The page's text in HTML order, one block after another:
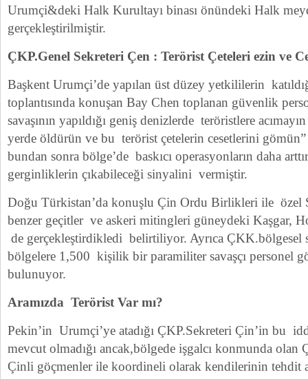
Urumçi&deki Halk Kurultayı binası önündeki Halk
gerçekleştirilmiştir.
ÇKP.Genel Sekreteri Çen : Terörist Çeteleri ezin ve
Başkent Urumçi’de yapılan üst düzey yetkililerin
toplantısında konuşan Bay Chen toplanan güvenlik
savaşının yapıldığı geniş denizlerde teröristlere
yerde öldürün ve bu terörist çetelerin cesetlerini
bundan sonra bölge’de baskıcı operasyonların daha
gerginliklerin çıkabileceği sinyalini vermiştir.
Doğu Türkistan’da konuşlu Çin Ordu Birlikleri ile özel
benzer geçitler ve askeri mitingleri güneydeki Kaşgar,
de gerçekleştirdikledi belirtiliyor. Ayrıca ÇKK.bölgesel
bölgelere 1,500 kişilik bir paramiliter savaşçı personel
bulunuyor.
Aramızda Terörist Var mı?
Pekin’in Urumçi’ye atadığı ÇKP.Sekreteri Çin’in bu
mevcut olmadığı ancak,bölgede işgalcı konmunda
Çinli göçmenler ile koordineli olarak kendilerinin tehdit